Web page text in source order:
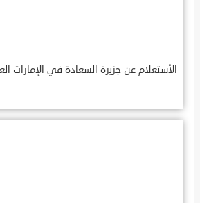
الأستعلام عن جزيرة السعادة في الإمارات